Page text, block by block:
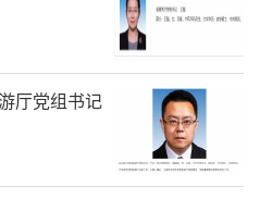
口援藏30周年
岛对口支援
厅党组书记